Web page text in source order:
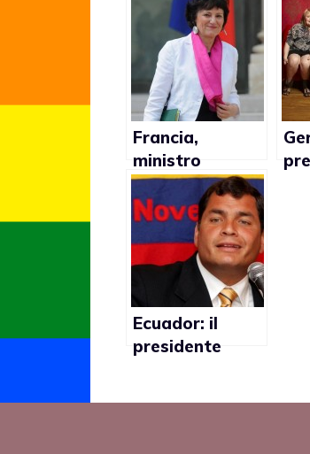
Francia,
ministro
Famiglia:
“Nozze gay e
adozioni nel
2013”
Ecuador: il
presidente